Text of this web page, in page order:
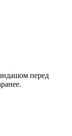
перед